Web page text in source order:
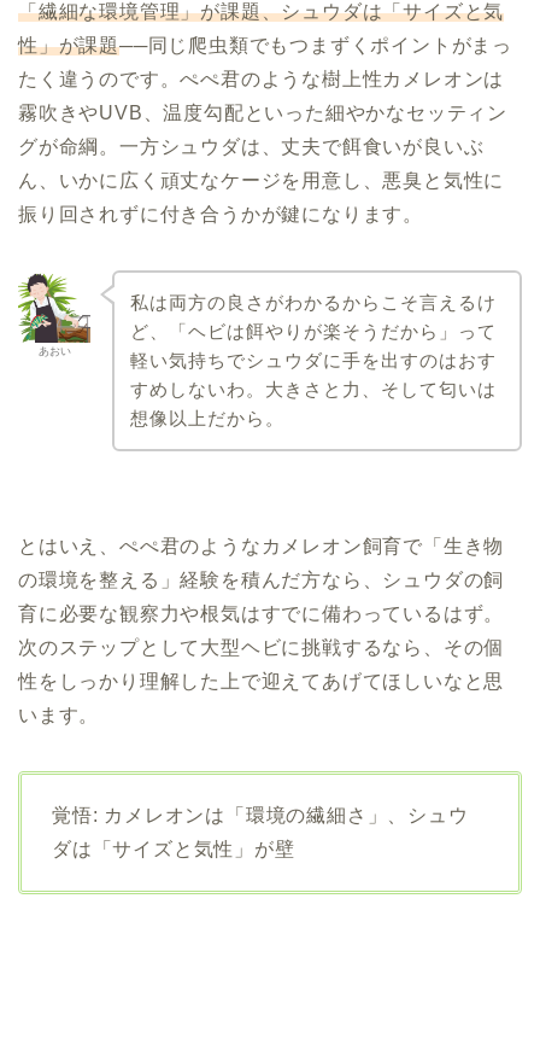
「繊細な環境管理」が課題、シュウダは「サイズと気
性」が課題──同じ爬虫類でもつまずくポイントがまっ
たく違うのです。ぺぺ君のような樹上性カメレオンは
霧吹きやUVB、温度勾配といった細やかなセッティン
グが命綱。一方シュウダは、丈夫で餌食いが良いぶ
ん、いかに広く頑丈なケージを用意し、悪臭と気性に
振り回されずに付き合うかが鍵になります。
あおい
私は両方の良さがわかるからこそ言えるけ
ど、「ヘビは餌やりが楽そうだから」って
軽い気持ちでシュウダに手を出すのはおす
すめしないわ。大きさと力、そして匂いは
想像以上だから。
とはいえ、ぺぺ君のようなカメレオン飼育で「生き物
の環境を整える」経験を積んだ方なら、シュウダの飼
育に必要な観察力や根気はすでに備わっているはず。
次のステップとして大型ヘビに挑戦するなら、その個
性をしっかり理解した上で迎えてあげてほしいなと思
います。
覚悟: カメレオンは「環境の繊細さ」、シュウ
ダは「サイズと気性」が壁